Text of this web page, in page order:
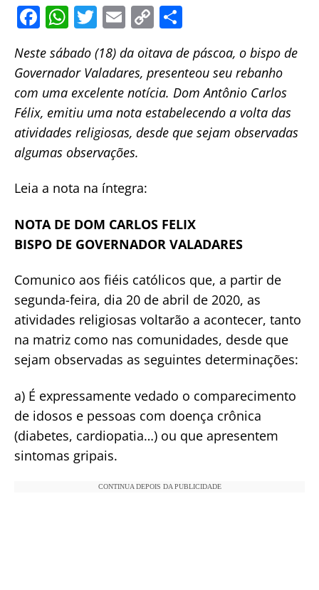
F
c
e
b
o
o
W
at
s
A
p
p
T
itt
er
E
m
ai
l
C
p
y
Li
n
h
ar
e
Neste sábado (18) da oitava de páscoa, o bispo de
Governador Valadares, presenteou seu rebanho
com uma excelente notícia. Dom Antônio Carlos
Félix, emitiu uma nota estabelecendo a volta das
atividades religiosas, desde que sejam observadas
algumas observações.
Leia a nota na íntegra:
NOTA DE DOM CARLOS FELIX
BISPO DE GOVERNADOR VALADARES
Comunico aos fiéis católicos que, a partir de
segunda-feira, dia 20 de abril de 2020, as
atividades religiosas voltarão a acontecer, tanto
na matriz como nas comunidades, desde que
sejam observadas as seguintes determinações:
a) É expressamente vedado o comparecimento
de idosos e pessoas com doença crônica
(diabetes, cardiopatia…) ou que apresentem
sintomas gripais.
CONTINUA DEPOIS DA PUBLICIDADE